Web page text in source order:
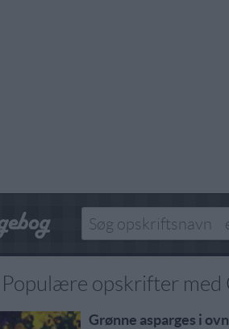
Populære opskrifter med
Grønne asparges i ovn